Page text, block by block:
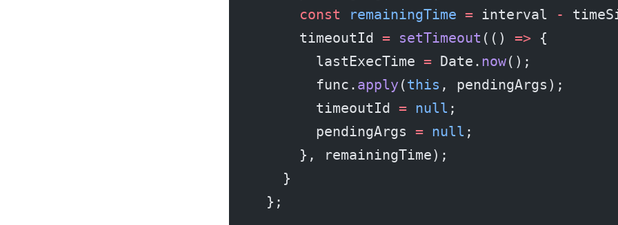
      const
remainingTime = interval -
      timeoutId
= setTimeout (() => {
        lastExecTime
= Date. now();
        func.
apply (this , pendingArgs);
        timeoutId
= null ;
        pendingArgs
= null ;
      }, remainingTime);
    }
  };